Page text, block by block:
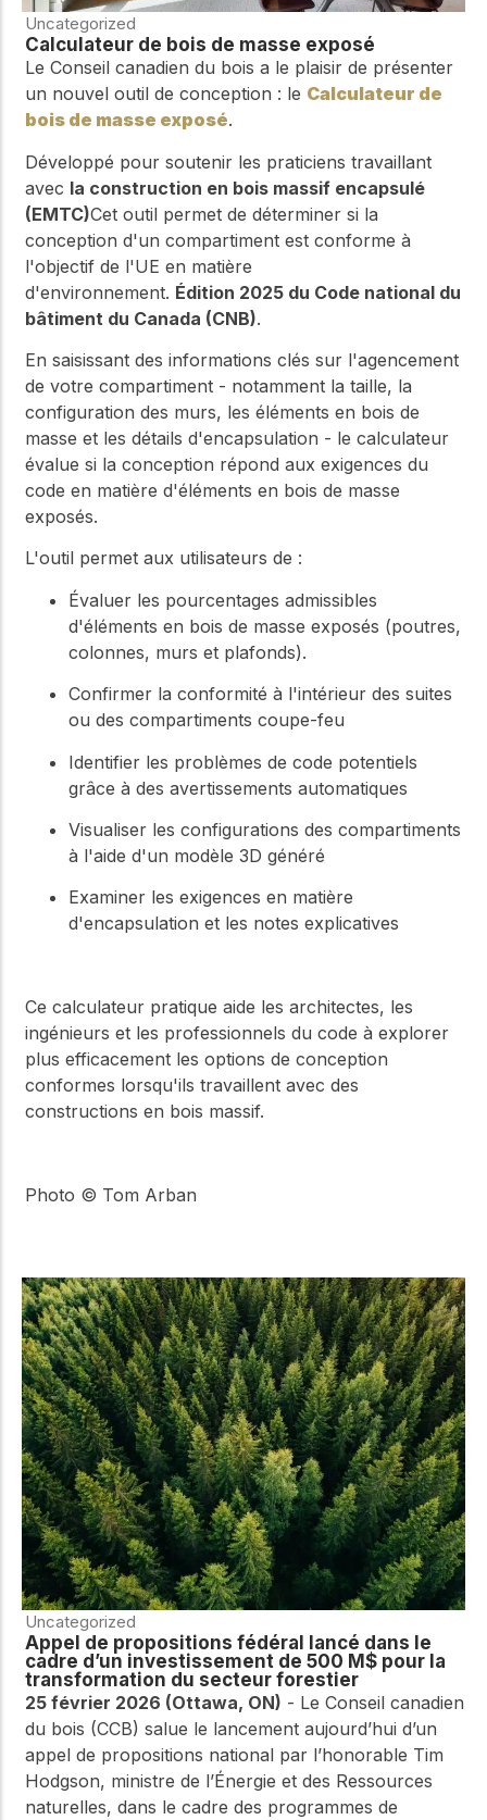
Uncategorized
Calculateur de bois de masse exposé
Le Conseil canadien du bois a le plaisir de présenter
un nouvel outil de conception : le Calculateur de
bois de masse exposé.
Développé pour soutenir les praticiens travaillant
avec la construction en bois massif encapsulé
(EMTC)Cet outil permet de déterminer si la
conception d'un compartiment est conforme à
l'objectif de l'UE en matière
d'environnement. Édition 2025 du Code national du
bâtiment du Canada (CNB).
En saisissant des informations clés sur l'agencement
de votre compartiment - notamment la taille, la
configuration des murs, les éléments en bois de
masse et les détails d'encapsulation - le calculateur
évalue si la conception répond aux exigences du
code en matière d'éléments en bois de masse
exposés.
L'outil permet aux utilisateurs de :
Évaluer les pourcentages admissibles
d'éléments en bois de masse exposés (poutres,
colonnes, murs et plafonds).
Confirmer la conformité à l'intérieur des suites
ou des compartiments coupe-feu
Identifier les problèmes de code potentiels
grâce à des avertissements automatiques
Visualiser les configurations des compartiments
à l'aide d'un modèle 3D généré
Examiner les exigences en matière
d'encapsulation et les notes explicatives
Ce calculateur pratique aide les architectes, les
ingénieurs et les professionnels du code à explorer
plus efficacement les options de conception
conformes lorsqu'ils travaillent avec des
constructions en bois massif.
Photo © Tom Arban
Uncategorized
Appel de propositions fédéral lancé dans le
cadre d’un investissement de 500 M$ pour la
transformation du secteur forestier
25 février 2026 (Ottawa, ON) - Le Conseil canadien
du bois (CCB) salue le lancement aujourd’hui d’un
appel de propositions national par l’honorable Tim
Hodgson, ministre de l’Énergie et des Ressources
naturelles, dans le cadre des programmes de